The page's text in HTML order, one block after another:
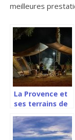
meilleures
La Provence et
ses terrains de
rêve